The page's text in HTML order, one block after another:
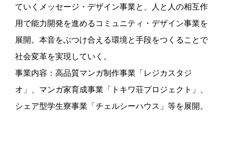
ていくメッセージ・デザイン事業と、人と人の相互作
用で能力開発を進めるコミュニティ・デザイン事業を
展開。本音をぶつけ合える環境と手段をつくることで
社会変革を実現していく。
事業内容：高品質マンガ制作事業「レジカスタジ
オ」、マンガ家育成事業「トキワ荘プロジェクト」、
シェア型学生寮事業「チェルシーハウス」等を展開。